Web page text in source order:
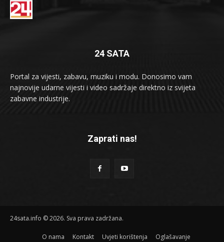
24 SATA
Portal za vijesti, zabavu, muziku i modu. Donosimo vam
najnovije udarne vijesti i video sadržaje direktno iz svijeta
zabavne industrije.
Zaprati nas!
24sata.info © 2026. Sva prava zadržana.
O nama Kontakt Uvjeti korištenja Oglašavanje